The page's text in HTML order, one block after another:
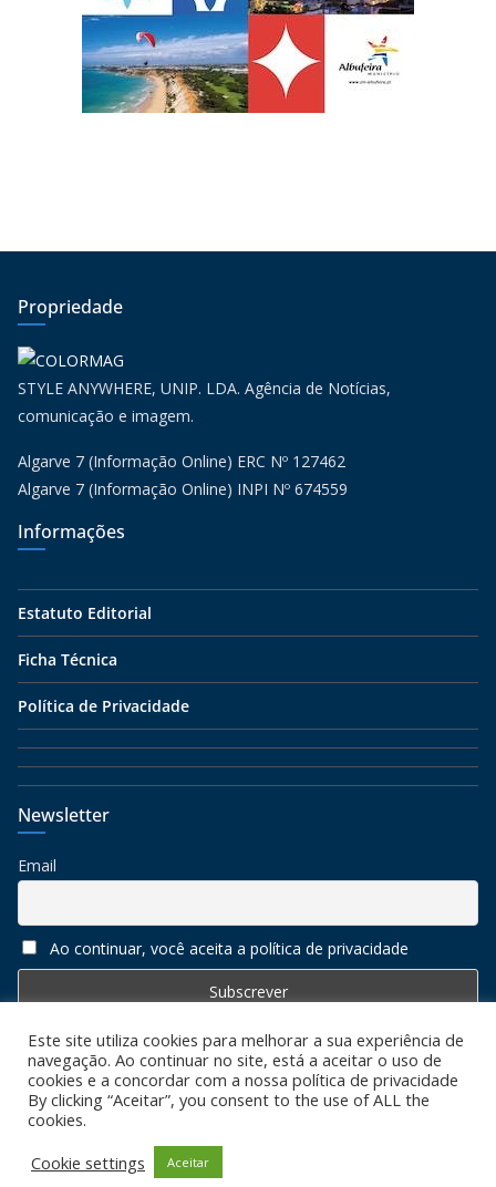
Propriedade
STYLE ANYWHERE, UNIP. LDA. Agência de Notícias,
comunicação e imagem.
Algarve 7 (Informação Online) ERC Nº 127462
Algarve 7 (Informação Online) INPI Nº 674559
Informações
Estatuto Editorial
Ficha Técnica
Política de Privacidade
Newsletter
Email
Ao continuar, você aceita a política de privacidade
Copyright © 2026
direitos reservados
Este site utiliza cookies para melhorar a sua experiência de
navegação. Ao continuar no site, está a aceitar o uso de
cookies e a concordar com a nossa política de privacidade
By clicking “Aceitar”, you consent to the use of ALL the
cookies.
Cookie settings
Aceitar